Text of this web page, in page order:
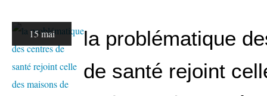
15 mai
la problématique
de santé rejoint